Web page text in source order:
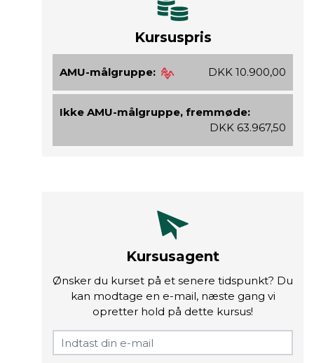
Kursuspris
AMU-målgruppe: DKK 10.900,00
Ikke AMU-målgruppe, fremmøde:
DKK 63.967,50
Kursusagent
Ønsker du kurset på et senere tidspunkt? Du
kan modtage en e-mail, næste gang vi
opretter hold på dette kursus!